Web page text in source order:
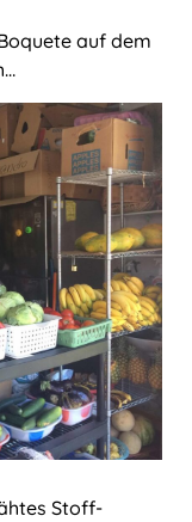
auf dem
Stoff-